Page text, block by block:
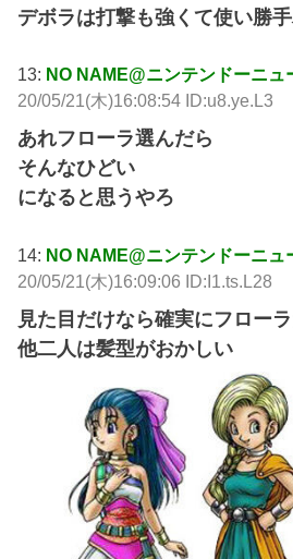
デボラは打撃も強くて使い勝
13: NO NAME@ニンテンドーニュ
20/05/21(木)16:08:54 ID:u8.ye.L3
あれフローラ選んだら
そんなひどい
になると思うやろ
14: NO NAME@ニンテンドーニュ
20/05/21(木)16:09:06 ID:I1.ts.L28
見た目だけなら確実にフロー
他二人は髪型がおかしい